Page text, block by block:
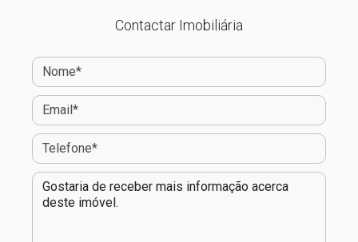
Contactar Imobiliária